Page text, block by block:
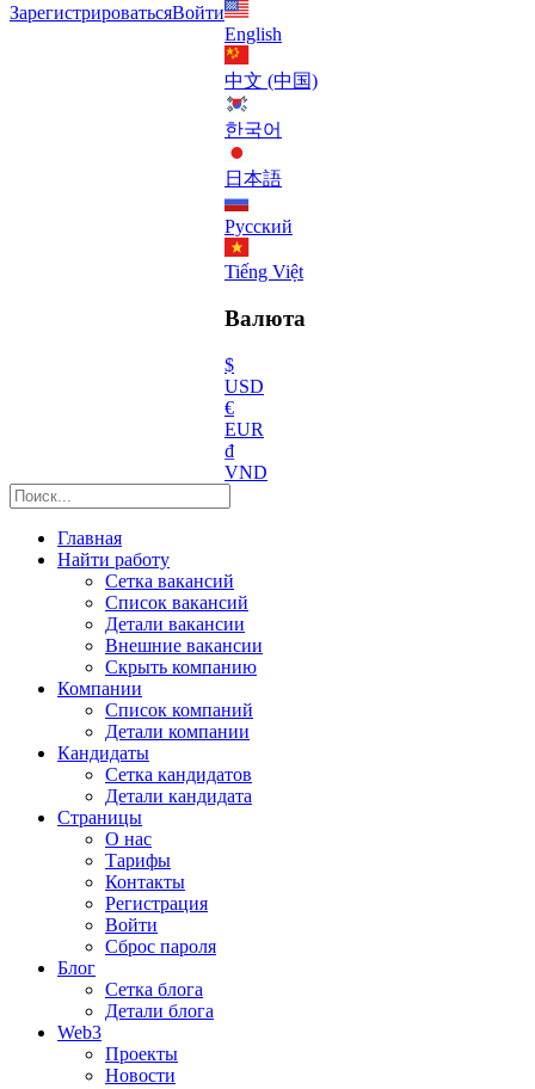
ЗарегистрироватьсяВойти
English
中文 (中国)
한국어
日本語
Русский
Tiếng Việt
Валюта
$
USD
€
EUR
₫
VND
Главная
Найти работу
Сетка вакансий
Список вакансий
Детали вакансии
Внешние вакансии
Скрыть компанию
Компании
Список компаний
Детали компании
Кандидаты
Сетка кандидатов
Детали кандидата
Страницы
О нас
Тарифы
Контакты
Регистрация
Войти
Сброс пароля
Блог
Сетка блога
Детали блога
Web3
Проекты
Новости